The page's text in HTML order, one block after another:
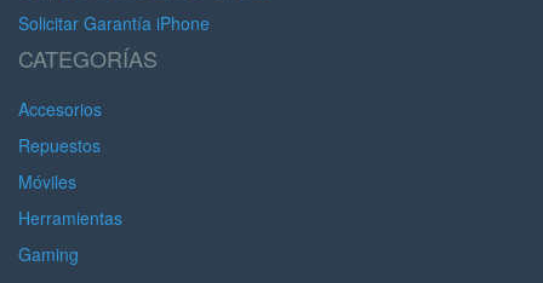
Solicitar Garantía iPhone
CATEGORÍAS
Accesorios
Repuestos
Móviles
Herramientas
Gaming